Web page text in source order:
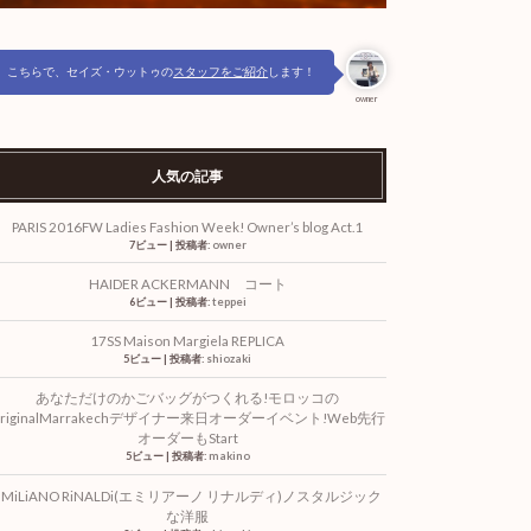
owner
こちらで、セイズ・ウットゥのスタッフをご紹介します！
人気の記事
PARIS 2016FW Ladies Fashion Week! Owner’s blog Act.1
7ビュー| 投稿者: owner
HAIDER ACKERMANN コート
6ビュー| 投稿者:teppei
17SS Maison Margiela REPLICA
5ビュー| 投稿者: shiozaki
あなただけのかごバッグがつくれる!モロッコの
デザイナー来日オーダーイベント!Web先行
オーダーもStart
5ビュー| 投稿者: makino
RiNALDi(エミリアーノ リナルディ)ノスタルジック
な洋服